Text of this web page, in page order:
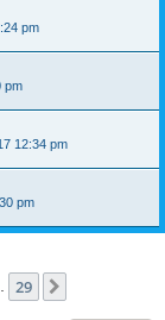
pm
pm
12:34 pm
pm
29